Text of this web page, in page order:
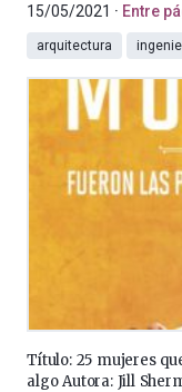
15/05/2021 Entre
arquitectura
Título: 25 mujeres
algo Autora: Jill